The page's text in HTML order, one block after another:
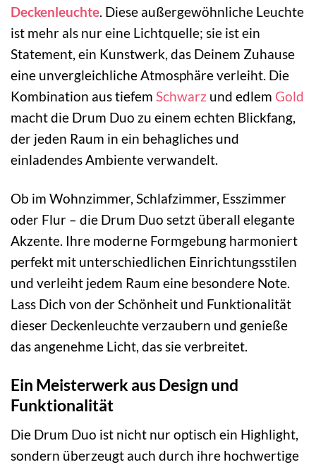
Deckenleuchte. Diese außergewöhnliche Leuchte
ist mehr als nur eine Lichtquelle; sie ist ein
Statement, ein Kunstwerk, das Deinem Zuhause
eine unvergleichliche Atmosphäre verleiht. Die
Kombination aus tiefem Schwarz und edlem Gold
macht die Drum Duo zu einem echten Blickfang,
der jeden Raum in ein behagliches und
einladendes Ambiente verwandelt.
Ob im Wohnzimmer, Schlafzimmer, Esszimmer
oder Flur – die Drum Duo setzt überall elegante
Akzente. Ihre moderne Formgebung harmoniert
perfekt mit unterschiedlichen Einrichtungsstilen
und verleiht jedem Raum eine besondere Note.
Lass Dich von der Schönheit und Funktionalität
dieser Deckenleuchte verzaubern und genieße
das angenehme Licht, das sie verbreitet.
Ein Meisterwerk aus Design und
Funktionalität
Die Drum Duo ist nicht nur optisch ein Highlight,
sondern überzeugt auch durch ihre hochwertige